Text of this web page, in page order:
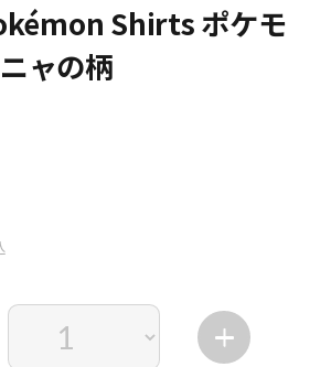
Shirts ポケモ
ャの柄